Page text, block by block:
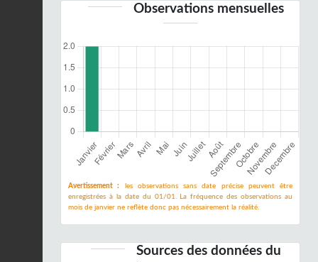
Observations mensuelles
Avertissement :
les observations sans date précise peuvent être
enregistrées à la date du 01/01. La fréquence des observations au
mois de janvier ne reflète donc pas nécessairement la réalité.
Sources des données du